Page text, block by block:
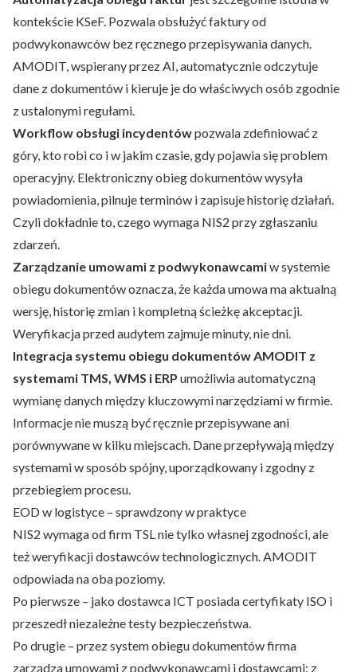
kontekście KSeF. Pozwala obsłużyć faktury od
podwykonawców bez ręcznego przepisywania danych.
AMODIT, wspierany przez AI, automatycznie odczytuje
dane z dokumentów i kieruje je do właściwych osób zgodnie
z ustalonymi regułami.
Workflow obsługi incydentówpozwala zdefiniować z
góry, kto robi co i w jakim czasie, gdy pojawia się problem
operacyjny. Elektroniczny obieg dokumentów wysyła
powiadomienia, pilnuje terminów i zapisuje historię działań.
Czyli dokładnie to, czego wymaga NIS2 przy zgłaszaniu
zdarzeń.
Zarządzanie umowami z podwykonawcamiw systemie
obiegu dokumentów oznacza, że każda umowa ma aktualną
wersję, historię zmian i kompletną ścieżkę akceptacji.
Weryfikacja przed audytem zajmuje minuty, nie dni.
Integracja systemu obiegu dokumentów AMODIT z
systemami TMS, WMS i ERP umożliwia automatyczną
wymianę danych między kluczowymi narzędziami w firmie.
Informacje nie muszą być ręcznie przepisywane ani
porównywane w kilku miejscach. Dane przepływają między
systemami w sposób spójny, uporządkowany i zgodny z
przebiegiem procesu.
EOD w logistyce – sprawdzony w praktyce
NIS2 wymaga od firm TSL nie tylko własnej zgodności, ale
też weryfikacji dostawców technologicznych. AMODIT
odpowiada na oba poziomy.
Po pierwsze – jako dostawca ICT posiada certyfikaty ISO i
przeszedł niezależne testy bezpieczeństwa.
Po drugie – przez system obiegu dokumentów firma
zarządza umowami z podwykonawcami i dostawcami: z